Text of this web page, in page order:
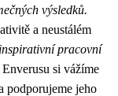
výsledků.
a neustálém
pracovní
si vážíme
podporujeme jeho